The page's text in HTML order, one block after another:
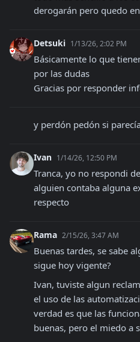
derogarán pero quedo
Detsuki 1/13/26, 2:02 PM
Básicamente lo que
por las dudas
Gracias por responder
y perdón pedón si
Ivan 1/14/26, 12:50 PM
Tranca, yo no respondi
alguien contaba alguna
respecto
Rama 2/15/26, 3:47 AM
Buenas tardes, se sabe
sigue hoy vigente?
Ivan, tuviste algun
el uso de las
verdad es que las
buenas, pero el miedo a